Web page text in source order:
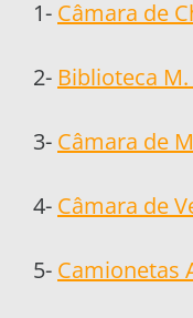
1- Câmara de
2- Biblioteca
3- Câmara de
4- Câmara de
5- Camionetas